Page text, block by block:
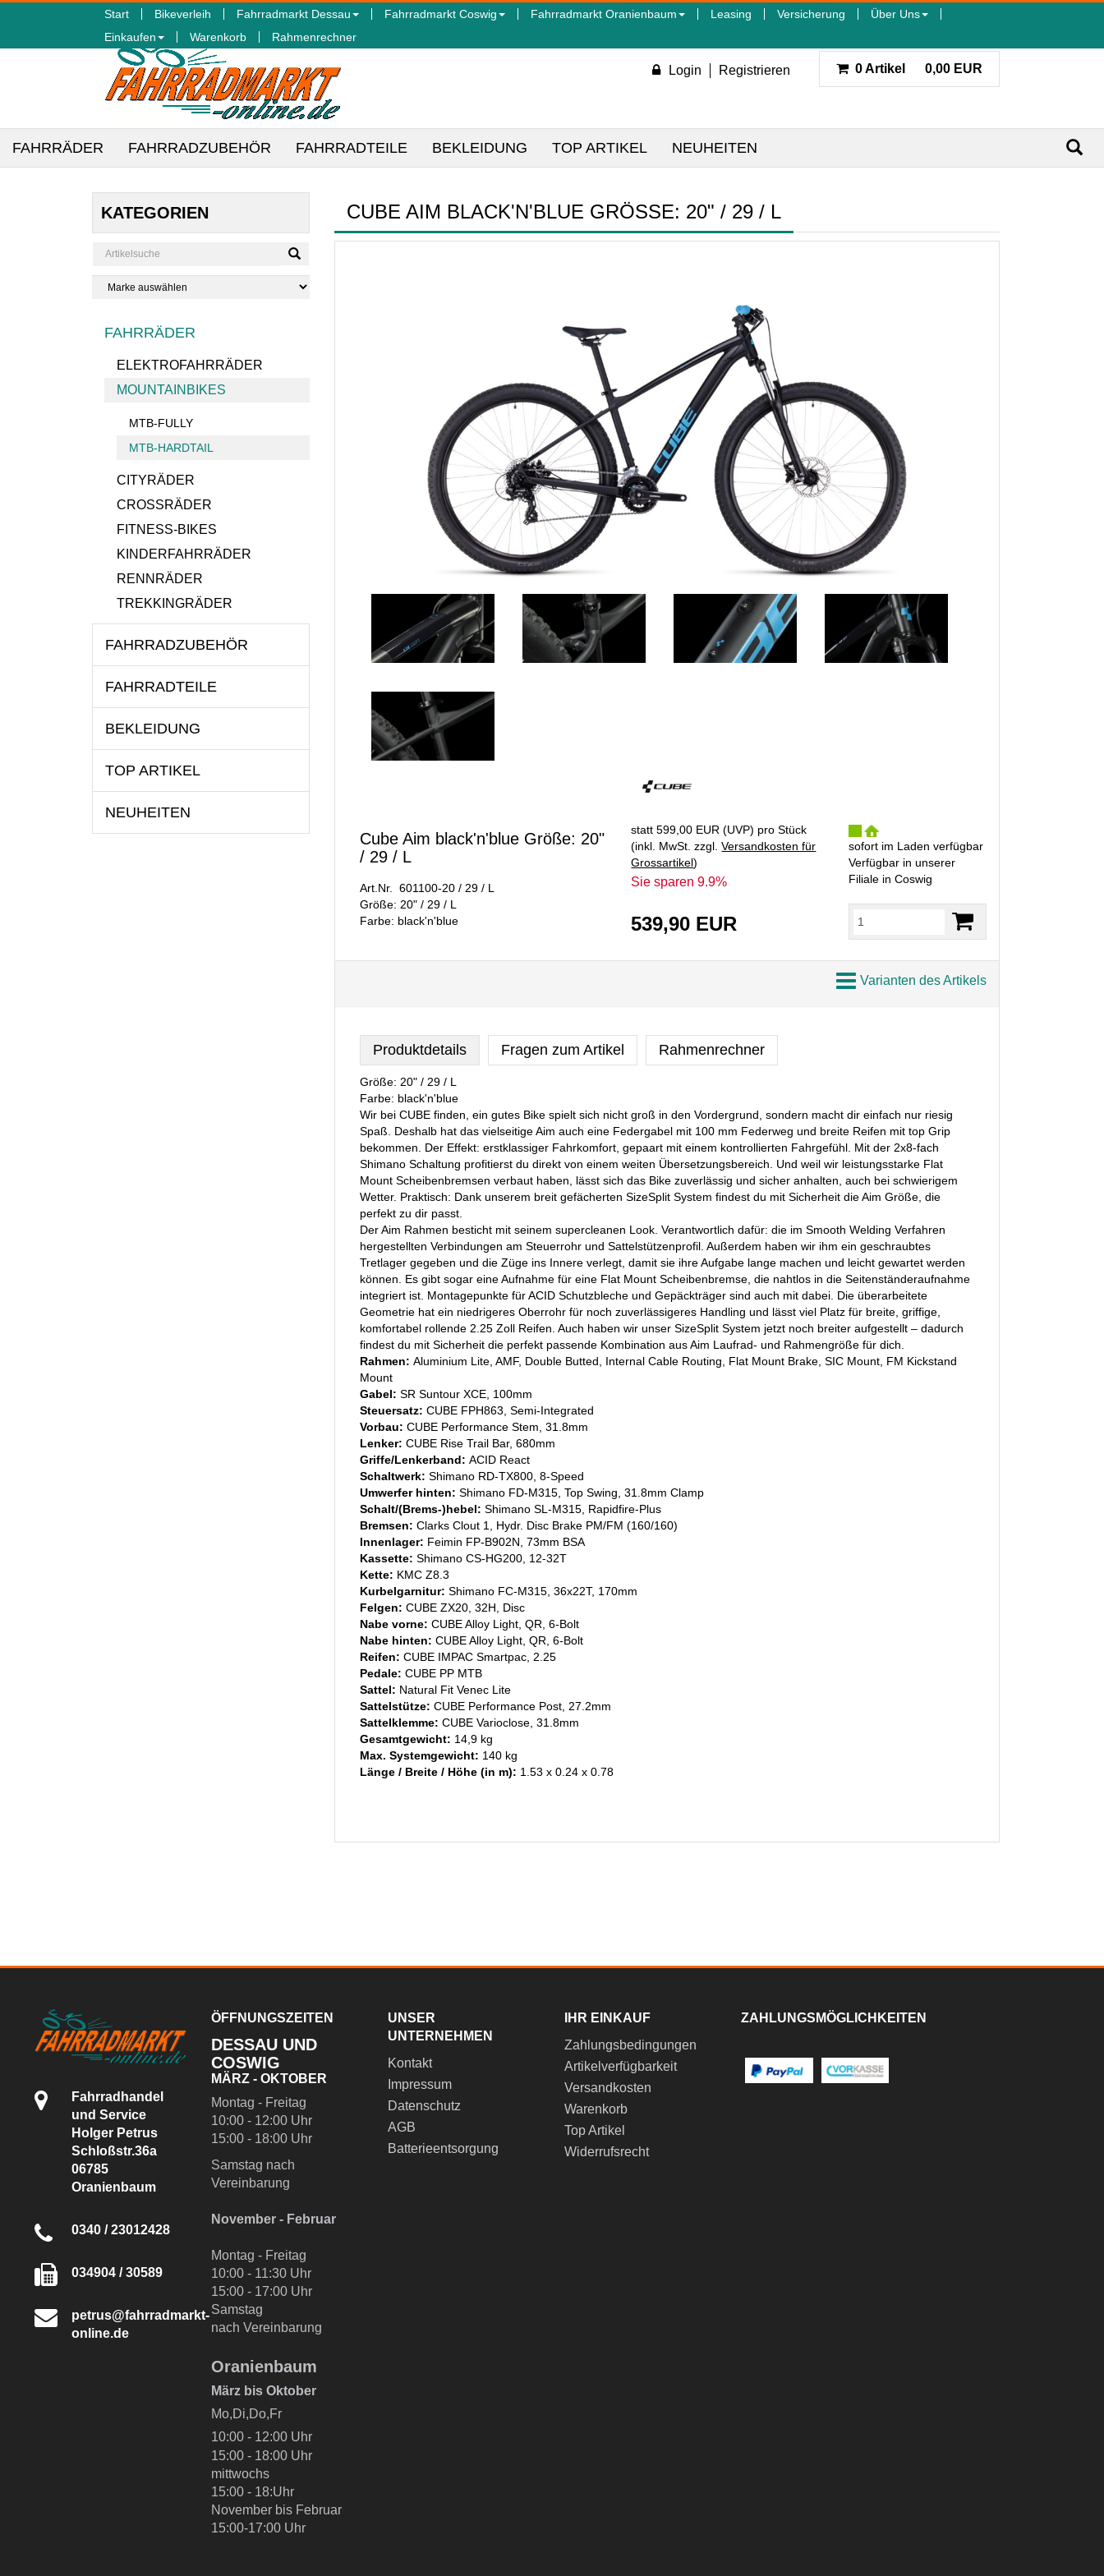
Start Bikeverleih Fahrradmarkt Dessau Fahrradmarkt Coswig Fahrradmarkt Oranienbaum Leasing Versicherung
Über Uns
Einkaufen
Warenkorb Rahmenrechner
Login Registrieren 0 Artikel 0,00 EUR
FAHRRÄDER FAHRRADZUBEHÖR FAHRRADTEILE BEKLEIDUNG TOP ARTIKEL NEUHEITEN
KATEGORIEN
FAHRRÄDER
ELEKTROFAHRRÄDER
MOUNTAINBIKES
MTB-FULLY
MTB-HARDTAIL
CITYRÄDER
CROSSRÄDER
FITNESS-BIKES
KINDERFAHRRÄDER
RENNRÄDER
TREKKINGRÄDER
FAHRRADZUBEHÖR
FAHRRADTEILE
BEKLEIDUNG
TOP ARTIKEL
NEUHEITEN
CUBE AIM BLACK'N'BLUE GRÖSSE: 20" / 29 / L
Cube Aim black'n'blue Größe: 20"
/ 29 / L
Art.Nr. 601100-20 / 29 / L
Größe: 20" / 29 / L
Farbe: black'n'blue
statt599,00 EUR (UVP) pro Stück
(inkl. MwSt. zzgl.Versandkosten für
Grossartikel)
Sie sparen 9.9%
539,90 EUR
sofort im Laden verfügbar
Verfügbar in unserer
Filiale in Coswig
Varianten des Artikels
Produktdetails Fragen zum Artikel Rahmenrechner
Größe: 20" / 29 / L
Farbe: black'n'blue
Wir bei CUBE finden, ein gutes Bike spielt sich nicht groß in den Vordergrund, sondern macht dir einfach nur riesig
Spaß. Deshalb hat das vielseitige Aim auch eine Federgabel mit 100 mm Federweg und breite Reifen mit top Grip
bekommen. Der Effekt: erstklassiger Fahrkomfort, gepaart mit einem kontrollierten Fahrgefühl. Mit der 2x8-fach
Shimano Schaltung profitierst du direkt von einem weiten Übersetzungsbereich. Und weil wir leistungsstarke Flat
Mount Scheibenbremsen verbaut haben, lässt sich das Bike zuverlässig und sicher anhalten, auch bei schwierigem
Wetter. Praktisch: Dank unserem breit gefächerten SizeSplit System findest du mit Sicherheit die Aim Größe, die
perfekt zu dir passt.
Der Aim Rahmen besticht mit seinem supercleanen Look. Verantwortlich dafür: die im Smooth Welding Verfahren
hergestellten Verbindungen am Steuerrohr und Sattelstützenprofil. Außerdem haben wir ihm ein geschraubtes
Tretlager gegeben und die Züge ins Innere verlegt, damit sie ihre Aufgabe lange machen und leicht gewartet werden
können. Es gibt sogar eine Aufnahme für eine Flat Mount Scheibenbremse, die nahtlos in die Seitenständeraufnahme
integriert ist. Montagepunkte für ACID Schutzbleche und Gepäckträger sind auch mit dabei. Die überarbeitete
Geometrie hat ein niedrigeres Oberrohr für noch zuverlässigeres Handling und lässt viel Platz für breite, griffige,
komfortabel rollende 2.25 Zoll Reifen. Auch haben wir unser SizeSplit System jetzt noch breiter aufgestellt – dadurch
findest du mit Sicherheit die perfekt passende Kombination aus Aim Laufrad- und Rahmengröße für dich.
Rahmen: Aluminium Lite, AMF, Double Butted, Internal Cable Routing, Flat Mount Brake, SIC Mount, FM Kickstand
Mount
Gabel: SR Suntour XCE, 100mm
Steuersatz: CUBE FPH863, Semi-Integrated
Vorbau: CUBE Performance Stem, 31.8mm
Lenker: CUBE Rise Trail Bar, 680mm
Griffe/Lenkerband: ACID React
Schaltwerk: Shimano RD-TX800, 8-Speed
Umwerfer hinten: Shimano FD-M315, Top Swing, 31.8mm Clamp
Schalt/(Brems-)hebel: Shimano SL-M315, Rapidfire-Plus
Bremsen: Clarks Clout 1, Hydr. Disc Brake PM/FM (160/160)
Innenlager: Feimin FP-B902N, 73mm BSA
Kassette: Shimano CS-HG200, 12-32T
Kette: KMC Z8.3
Kurbelgarnitur: Shimano FC-M315, 36x22T, 170mm
Felgen: CUBE ZX20, 32H, Disc
Nabe vorne: CUBE Alloy Light, QR, 6-Bolt
Nabe hinten: CUBE Alloy Light, QR, 6-Bolt
Reifen: CUBE IMPAC Smartpac, 2.25
Pedale: CUBE PP MTB
Sattel: Natural Fit Venec Lite
Sattelstütze: CUBE Performance Post, 27.2mm
Sattelklemme: CUBE Varioclose, 31.8mm
Gesamtgewicht: 14,9 kg
Max. Systemgewicht: 140 kg
Länge / Breite / Höhe (in m): 1.53 x 0.24 x 0.78
Fahrradhandel
und Service
Holger Petrus
Schloßstr.36a
06785
Oranienbaum
0340 / 23012428
034904 / 30589
petrus@fahrradmarkt-
online.de
ÖFFNUNGSZEITEN
DESSAU UND
COSWIG
MÄRZ - OKTOBER
Montag - Freitag
10:00 - 12:00 Uhr
15:00 - 18:00 Uhr
Samstag nach
Vereinbarung
November - Februar
Montag - Freitag
10:00 - 11:30 Uhr
15:00 - 17:00 Uhr
Samstag
nach Vereinbarung
Oranienbaum
März bis Oktober
Mo,Di,Do,Fr
10:00 - 12:00 Uhr
15:00 - 18:00 Uhr
mittwochs
15:00 - 18:Uhr
November bis Februar
15:00-17:00 Uhr
UNSER
UNTERNEHMEN
Kontakt
Impressum
Datenschutz
AGB
Batterieentsorgung
IHR EINKAUF
Zahlungsbedingungen
Artikelverfügbarkeit
Versandkosten
Warenkorb
Top Artikel
Widerrufsrecht
ZAHLUNGSMÖGLICHKEITEN